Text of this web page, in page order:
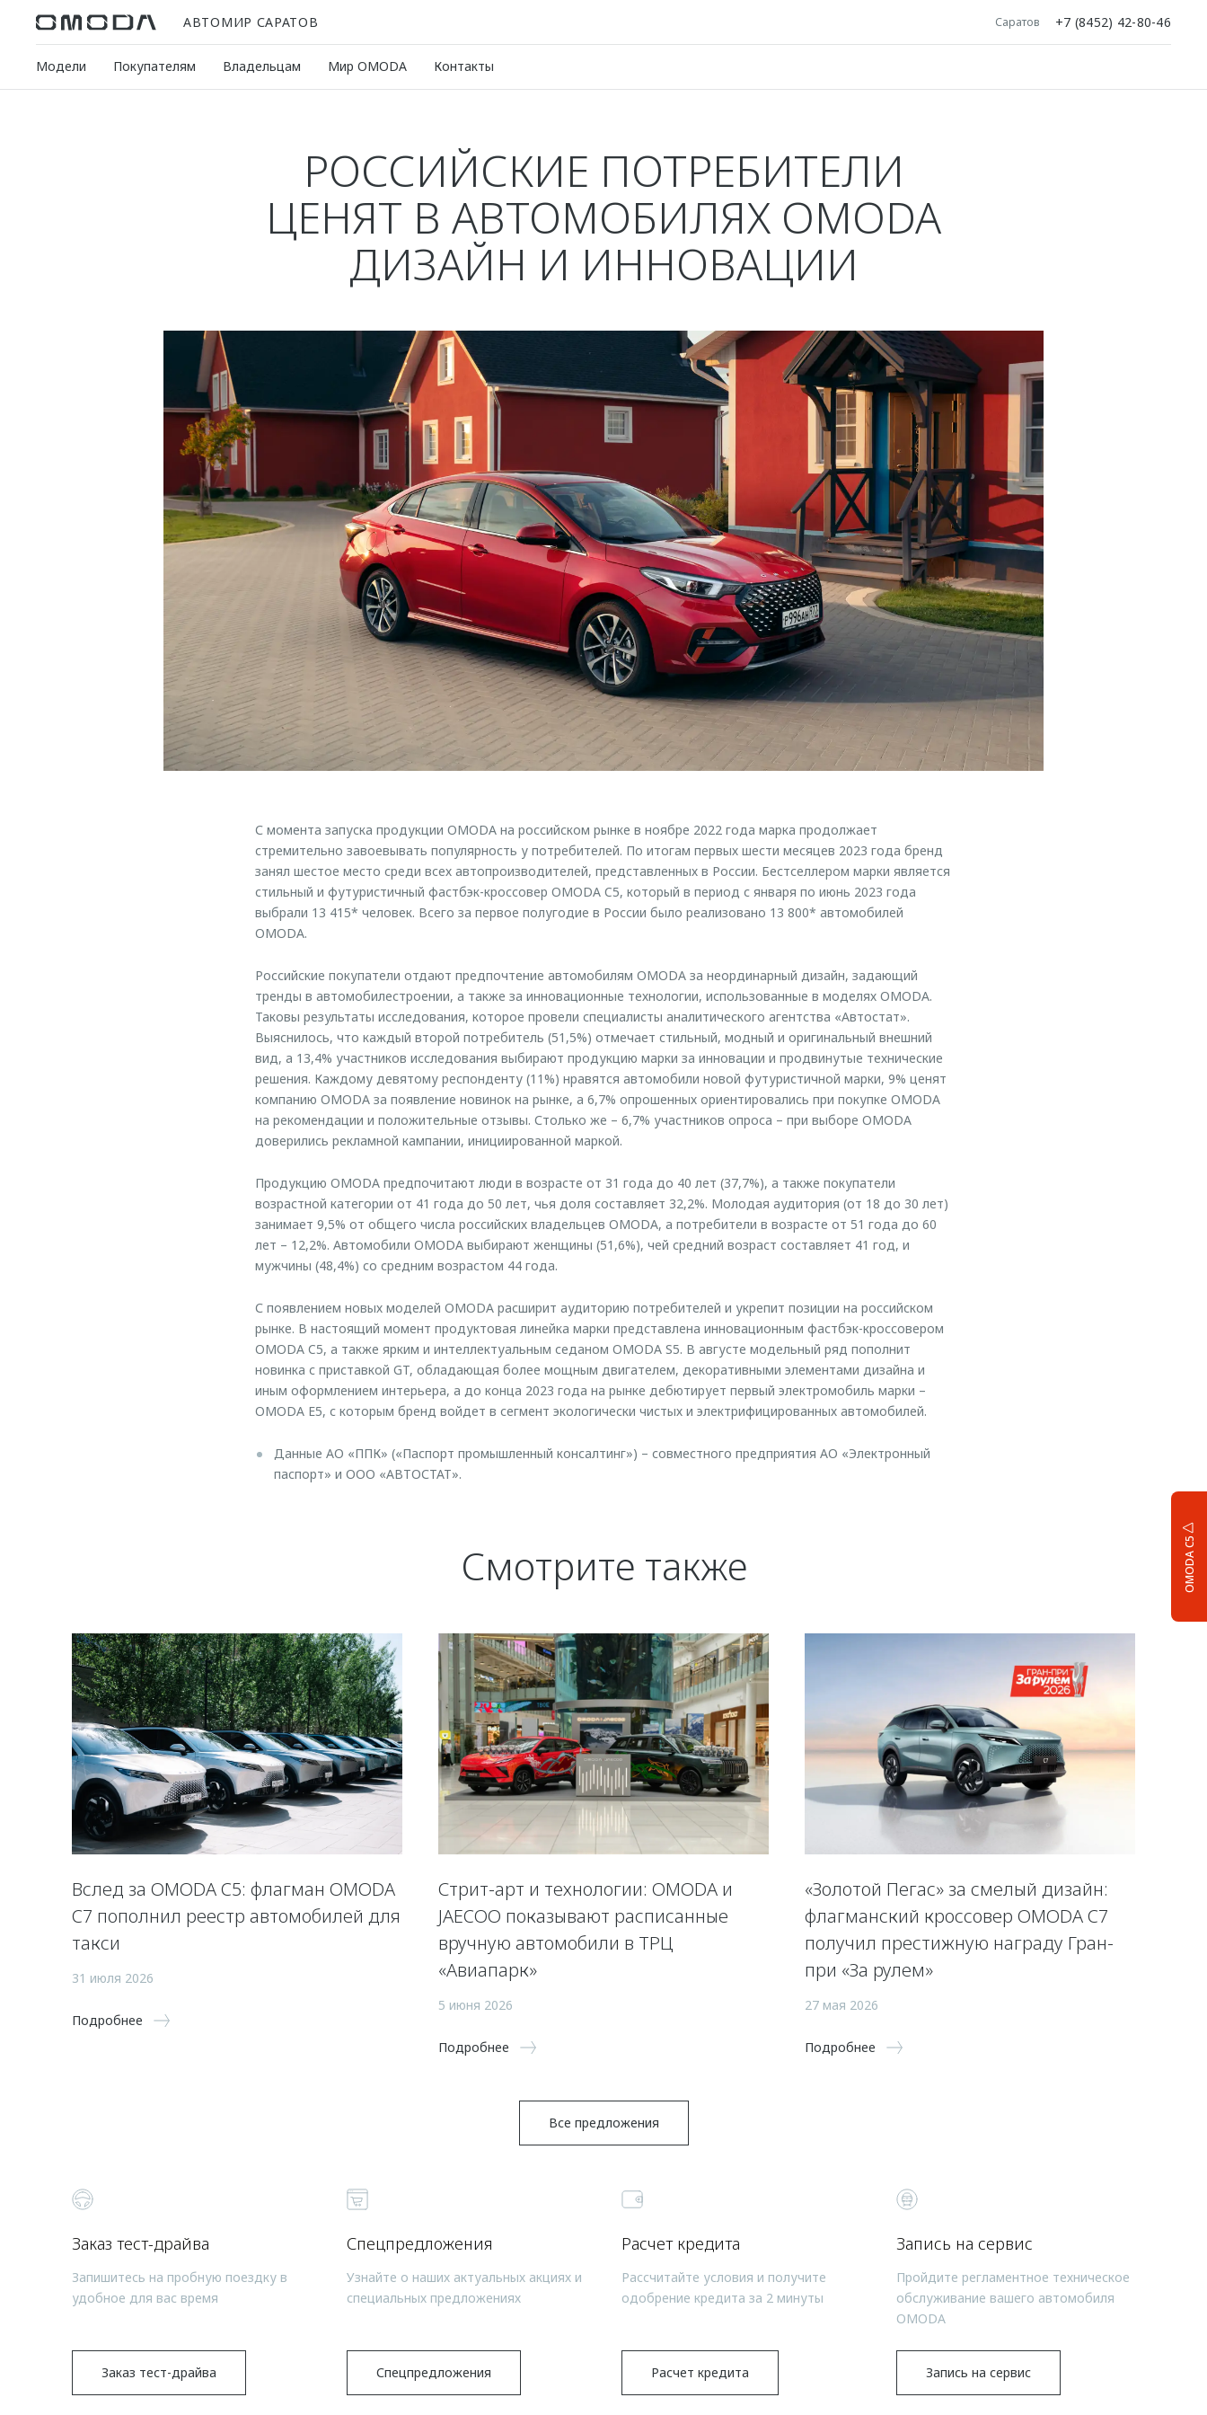
АВТОМИР САРАТОВ Саратов +7 (8452) 42-80-46
Модели Покупателям Владельцам Мир OMODA Контакты
OMODA C5
РОССИЙСКИЕ ПОТРЕБИТЕЛИ
ЦЕНЯТ В АВТОМОБИЛЯХ OMODA
ДИЗАЙН И ИННОВАЦИИ
С момента запуска продукции OMODA на российском рынке в ноябре 2022 года марка продолжает
стремительно завоевывать популярность у потребителей. По итогам первых шести месяцев 2023 года бренд
занял шестое место среди всех автопроизводителей, представленных в России. Бестселлером марки является
стильный и футуристичный фастбэк-кроссовер OMODA C5, который в период с января по июнь 2023 года
выбрали 13 415* человек. Всего за первое полугодие в России было реализовано 13 800* автомобилей
OMODA.
Российские покупатели отдают предпочтение автомобилям OMODA за неординарный дизайн, задающий
тренды в автомобилестроении, а также за инновационные технологии, использованные в моделях OMODA.
Таковы результаты исследования, которое провели специалисты аналитического агентства «Автостат».
Выяснилось, что каждый второй потребитель (51,5%) отмечает стильный, модный и оригинальный внешний
вид, а 13,4% участников исследования выбирают продукцию марки за инновации и продвинутые технические
решения. Каждому девятому респонденту (11%) нравятся автомобили новой футуристичной марки, 9% ценят
компанию OMODA за появление новинок на рынке, а 6,7% опрошенных ориентировались при покупке OMODA
на рекомендации и положительные отзывы. Столько же – 6,7% участников опроса – при выборе OMODA
доверились рекламной кампании, инициированной маркой.
Продукцию OMODA предпочитают люди в возрасте от 31 года до 40 лет (37,7%), а также покупатели
возрастной категории от 41 года до 50 лет, чья доля составляет 32,2%. Молодая аудитория (от 18 до 30 лет)
занимает 9,5% от общего числа российских владельцев OMODA, а потребители в возрасте от 51 года до 60
лет – 12,2%. Автомобили OMODA выбирают женщины (51,6%), чей средний возраст составляет 41 год, и
мужчины (48,4%) со средним возрастом 44 года.
С появлением новых моделей OMODA расширит аудиторию потребителей и укрепит позиции на российском
рынке. В настоящий момент продуктовая линейка марки представлена инновационным фастбэк-кроссовером
OMODA C5, а также ярким и интеллектуальным седаном OMODA S5. В августе модельный ряд пополнит
новинка с приставкой GT, обладающая более мощным двигателем, декоративными элементами дизайна и
иным оформлением интерьера, а до конца 2023 года на рынке дебютирует первый электромобиль марки –
OMODA E5, с которым бренд войдет в сегмент экологически чистых и электрифицированных автомобилей.
Данные АО «ППК» («Паспорт промышленный консалтинг») – совместного предприятия АО «Электронный
паспорт» и ООО «АВТОСТАТ».
Смотрите также
Вслед за OMODA C5: флагман OMODA
C7 пополнил реестр автомобилей для
такси
31 июля 2026
Подробнее
Стрит-арт и технологии: OMODA и
JAECOO показывают расписанные
вручную автомобили в ТРЦ
«Авиапарк»
5 июня 2026
Подробнее
«Золотой Пегас» за смелый дизайн:
флагманский кроссовер OMODA C7
получил престижную награду Гран-
при «За рулем»
27 мая 2026
Подробнее
Все предложения
Заказ тест-драйва
Запишитесь на пробную поездку в
удобное для вас время
Заказ тест-драйва
Спецпредложения
Узнайте о наших актуальных акциях и
специальных предложениях
Спецпредложения
Расчет кредита
Рассчитайте условия и получите
одобрение кредита за 2 минуты
Расчет кредита
Запись на сервис
Пройдите регламентное техническое
обслуживание вашего автомобиля
OMODA
Запись на сервис